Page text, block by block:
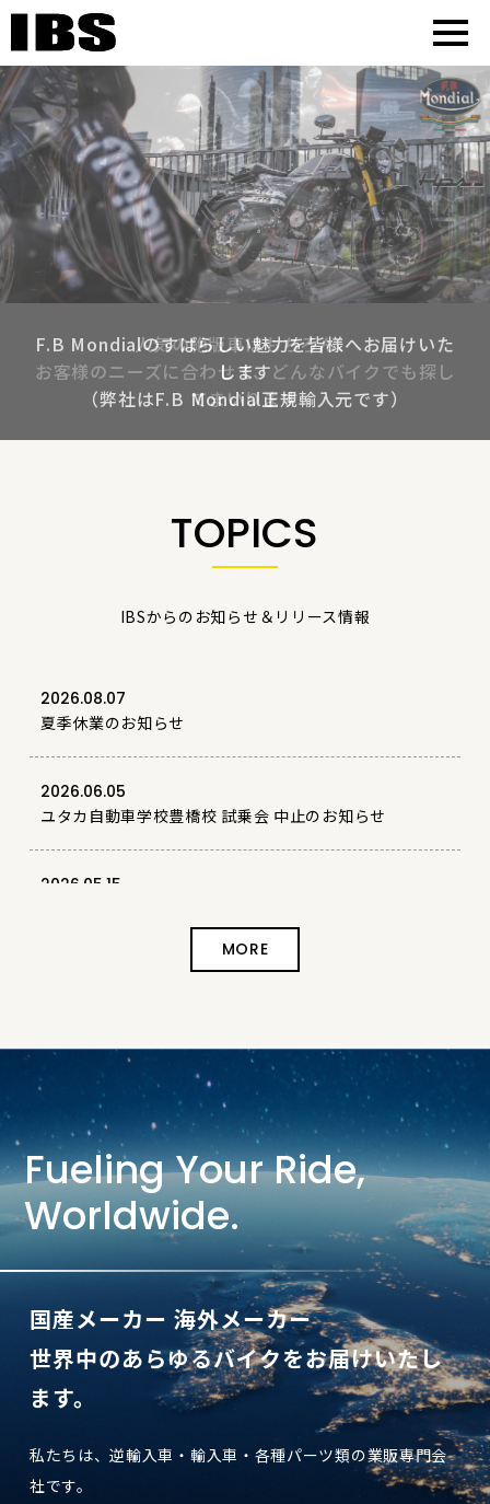
あらゆるブランドの最新バイクを
お取り寄せいたします
人気の絶版車はもちろん、
お客様のニーズに合わせて、どんなバイクでも探し
てまいります
F.B Mondialのすばらしい魅力を皆様へお届けいた
します
（弊社はF.B Mondial正規輸入元です）
現在躍進中の「CFMOTO」の取り扱いを
開始いたしました
現在躍進中の「CFMOTO」の取り扱いを
開始いたしました
輸出や三国間貿易を通じ、
世界中のお客様へご希望の二輪車/四輪車をお届けし
ております
TOPICS
IBSからのお知らせ＆リリース情報
2026.08.07
夏季休業のお知らせ
2026.06.05
ユタカ自動車学校豊橋校 試乗会 中止のお知らせ
2026.05.15
2026.04.21
5/10(日) 『珍しい輸入二輪メーカー集結！！大試乗
会』出展決定！！
MORE
Fueling Your Ride,
Worldwide.
国産メーカー 海外メーカー
世界中のあらゆるバイクをお届けいたし
ます。
私たちは、逆輸入車・輸入車・各種パーツ類の業販専門会
社です。